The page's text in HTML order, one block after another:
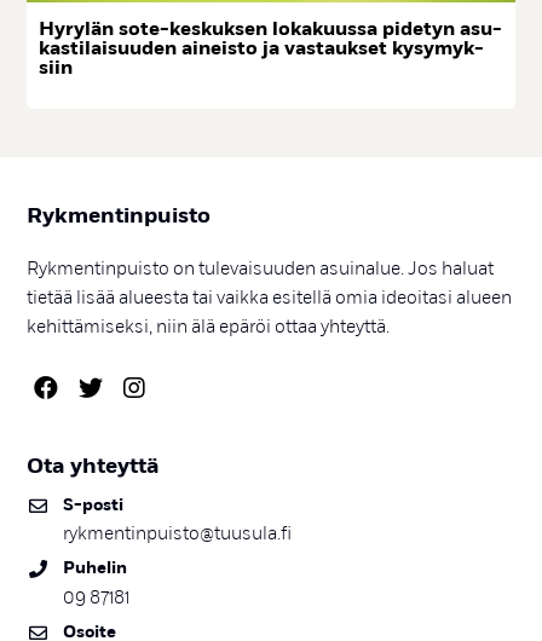
Hy­ry­län so­te-kes­kuk­sen lo­ka­kuus­sa pi­de­tyn asu­
kas­ti­lai­suu­den ai­neis­to ja vas­tauk­set ky­sy­myk­
siin
Ryk­men­tin­puis­to
Rykmentinpuisto on tulevaisuuden asuinalue. Jos haluat
tietää lisää alueesta tai vaikka esitellä omia ideoitasi alueen
kehittämiseksi, niin älä epäröi ottaa yhteyttä.
Ota yh­teyt­tä
S-pos­ti
rykmentinpuisto@tuusula.fi
Pu­he­lin
09 87181
Osoi­te